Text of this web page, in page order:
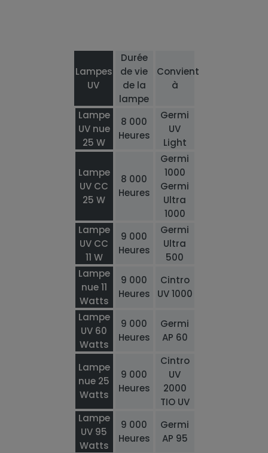
Lampes
UV
Durée
de vie
de la
lampe
Convient
à
Lampe
UV nue
25 W
8 000
Heures
Germi
UV
Light
Lampe
UV CC
25 W
8 000
Heures
Germi
1000
Germi
Ultra
1000
Lampe
UV CC
11 W
9 000
Heures
Germi
Ultra
500
Lampe
nue 11
Watts
9 000
Heures
Cintro
UV 1000
Lampe
UV 60
Watts
9 000
Heures
Germi
AP 60
Lampe
nue 25
Watts
9 000
Heures
Cintro
UV
2000
TIO UV
Lampe
UV 95
Watts
9 000
Heures
Germi
AP 95